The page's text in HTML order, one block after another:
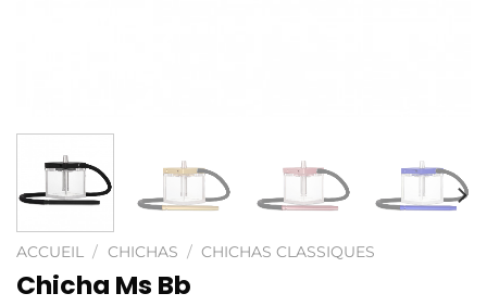
ACCUEIL / CHICHAS / CHICHAS CLASSIQUES
Chicha Ms Bb